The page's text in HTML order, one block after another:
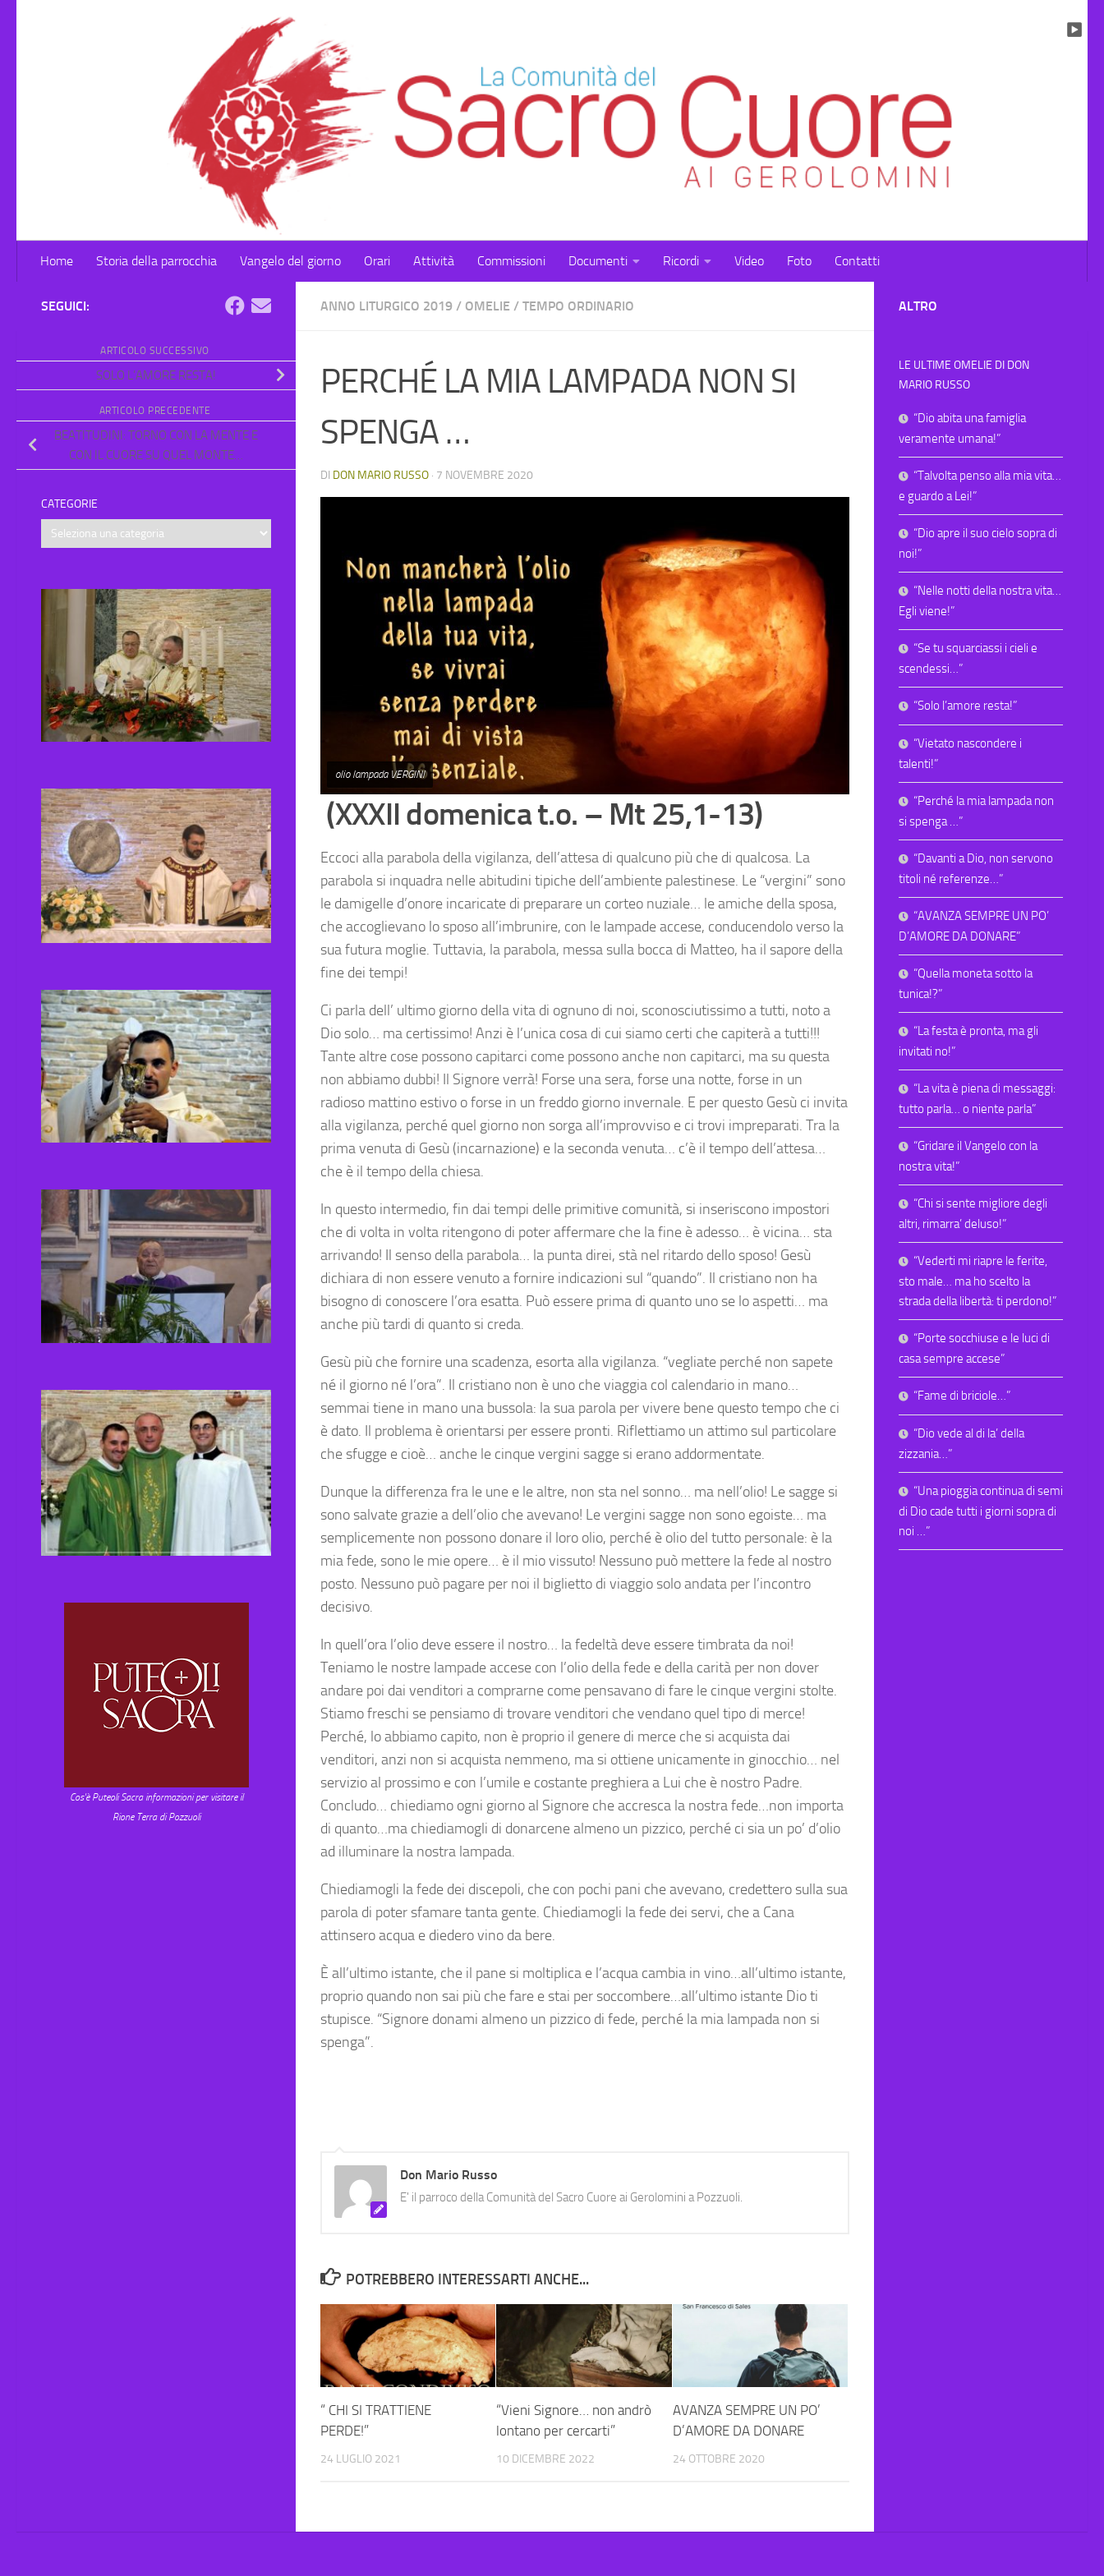
Home Storia della parrocchia Vangelo del giorno Orari Attività Commissioni Documenti Ricordi Video Foto Contatti
ANNO LITURGICO 2019 / OMELIE / TEMPO ORDINARIO
PERCHÉ LA MIA LAMPADA NON SI
SPENGA …
DI DON MARIO RUSSO · 7 NOVEMBRE 2020
olio lampada VERGINI
(XXXII domenica t.o. – Mt 25,1-13)
Eccoci alla parabola della vigilanza, dell’attesa di qualcuno più che di qualcosa. La
parabola si inquadra nelle abitudini tipiche dell’ambiente palestinese. Le “vergini” sono
le damigelle d’onore incaricate di preparare un corteo nuziale… le amiche della sposa,
che accoglievano lo sposo all’imbrunire, con le lampade accese, conducendolo verso la
sua futura moglie. Tuttavia, la parabola, messa sulla bocca di Matteo, ha il sapore della
fine dei tempi!
Ci parla dell’ ultimo giorno della vita di ognuno di noi, sconosciutissimo a tutti, noto a
Dio solo… ma certissimo! Anzi è l’unica cosa di cui siamo certi che capiterà a tutti!!!
Tante altre cose possono capitarci come possono anche non capitarci, ma su questa
non abbiamo dubbi! Il Signore verrà! Forse una sera, forse una notte, forse in un
radioso mattino estivo o forse in un freddo giorno invernale. E per questo Gesù ci invita
alla vigilanza, perché quel giorno non sorga all’improvviso e ci trovi impreparati. Tra la
prima venuta di Gesù (incarnazione) e la seconda venuta… c’è il tempo dell’attesa…
che è il tempo della chiesa.
In questo intermedio, fin dai tempi delle primitive comunità, si inseriscono impostori
che di volta in volta ritengono di poter affermare che la fine è adesso… è vicina… sta
arrivando! Il senso della parabola… la punta direi, stà nel ritardo dello sposo! Gesù
dichiara di non essere venuto a fornire indicazioni sul “quando”. Il cristiano non ha
bisogno di conoscere l’ora esatta. Può essere prima di quanto uno se lo aspetti… ma
anche più tardi di quanto si creda.
Gesù più che fornire una scadenza, esorta alla vigilanza. “vegliate perché non sapete
né il giorno né l’ora”. Il cristiano non è uno che viaggia col calendario in mano…
semmai tiene in mano una bussola: la sua parola per vivere bene questo tempo che ci
è dato. Il problema è orientarsi per essere pronti. Riflettiamo un attimo sul particolare
che sfugge e cioè… anche le cinque vergini sagge si erano addormentate.
Dunque la differenza fra le une e le altre, non sta nel sonno… ma nell’olio! Le sagge si
sono salvate grazie a dell’olio che avevano! Le vergini sagge non sono egoiste… ma
semplicemente non possono donare il loro olio, perché è olio del tutto personale: è la
mia fede, sono le mie opere… è il mio vissuto! Nessuno può mettere la fede al nostro
posto. Nessuno può pagare per noi il biglietto di viaggio solo andata per l’incontro
decisivo.
In quell’ora l’olio deve essere il nostro… la fedeltà deve essere timbrata da noi!
Teniamo le nostre lampade accese con l’olio della fede e della carità per non dover
andare poi dai venditori a comprarne come pensavano di fare le cinque vergini stolte.
Stiamo freschi se pensiamo di trovare venditori che vendano quel tipo di merce!
Perché, lo abbiamo capito, non è proprio il genere di merce che si acquista dai
venditori, anzi non si acquista nemmeno, ma si ottiene unicamente in ginocchio… nel
servizio al prossimo e con l’umile e costante preghiera a Lui che è nostro Padre.
Concludo… chiediamo ogni giorno al Signore che accresca la nostra fede…non importa
di quanto…ma chiediamogli di donarcene almeno un pizzico, perché ci sia un po’ d’olio
ad illuminare la nostra lampada.
Chiediamogli la fede dei discepoli, che con pochi pani che avevano, credettero sulla sua
parola di poter sfamare tanta gente. Chiediamogli la fede dei servi, che a Cana
attinsero acqua e diedero vino da bere.
È all’ultimo istante, che il pane si moltiplica e l’acqua cambia in vino…all’ultimo istante,
proprio quando non sai più che fare e stai per soccombere…all’ultimo istante Dio ti
stupisce. “Signore donami almeno un pizzico di fede, perché la mia lampada non si
spenga”.
Don Mario Russo
E' il parroco della Comunità del Sacro Cuore ai Gerolomini a Pozzuoli.
POTREBBERO INTERESSARTI ANCHE...
“ CHI SI TRATTIENE
PERDE!”
24 LUGLIO 2021
“Vieni Signore… non andrò
lontano per cercarti”
10 DICEMBRE 2022
AVANZA SEMPRE UN PO’
D’AMORE DA DONARE
24 OTTOBRE 2020
SEGUICI:
ARTICOLO SUCCESSIVO
SOLO L’AMORE RESTA!
ARTICOLO PRECEDENTE
BEATITUDINI: TORNO CON LA MENTE E
CON IL CUORE SU QUEL MONTE…
CATEGORIE
Categorie
Cos'è Puteoli Sacra informazioni per visitare il
Rione Terra di Pozzuoli
ALTRO
LE ULTIME OMELIE DI DON
MARIO RUSSO
“Dio abita una famiglia
veramente umana!”
“Talvolta penso alla mia vita…
e guardo a Lei!”
“Dio apre il suo cielo sopra di
noi!”
“Nelle notti della nostra vita…
Egli viene!”
“Se tu squarciassi i cieli e
scendessi…”
“Solo l’amore resta!”
“Vietato nascondere i
talenti!”
“Perché la mia lampada non
si spenga …”
“Davanti a Dio, non servono
titoli né referenze…”
“AVANZA SEMPRE UN PO’
D’AMORE DA DONARE”
“Quella moneta sotto la
tunica!?”
“La festa è pronta, ma gli
invitati no!”
“La vita è piena di messaggi:
tutto parla… o niente parla”
“Gridare il Vangelo con la
nostra vita!”
“Chi si sente migliore degli
altri, rimarra’ deluso!”
“Vederti mi riapre le ferite,
sto male… ma ho scelto la
strada della libertà: ti perdono!”
“Porte socchiuse e le luci di
casa sempre accese”
“Fame di briciole…”
“Dio vede al di la’ della
zizzania…”
“Una pioggia continua di semi
di Dio cade tutti i giorni sopra di
noi …”